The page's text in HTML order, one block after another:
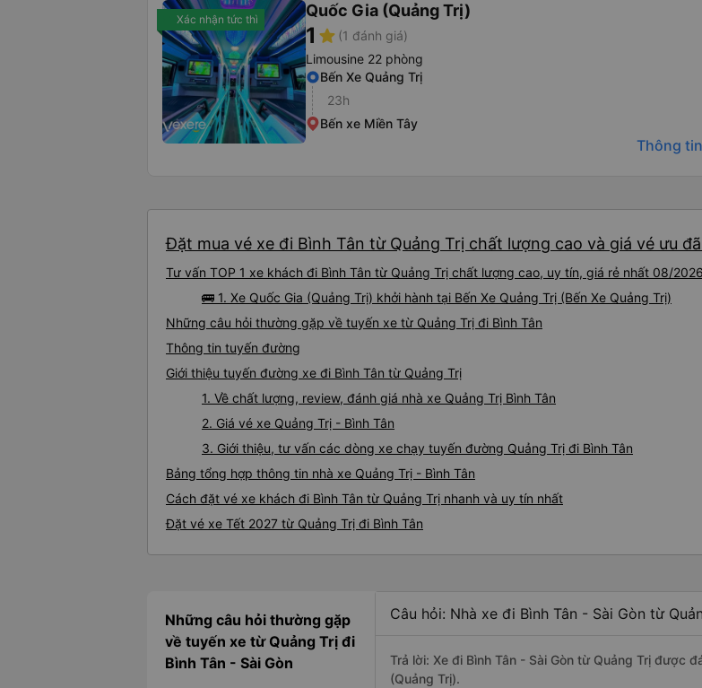
Xác nhận tức thì Quốc Gia (Quảng Trị)
1 star (1 đánh giá)
Limousine 22 phòng
Bến Xe Quảng Trị
23h
Bến xe Miền Tây
Thông
Đặt mua vé xe đi Bình Tân từ Quảng Trị chất lượng cao và giá vé ưu
Tư vấn TOP 1 xe khách đi Bình Tân từ Quảng Trị chất lượng cao, uy tín, giá rẻ nhất 08/2026
🚌 1. Xe Quốc Gia (Quảng Trị) khởi hành tại Bến Xe Quảng Trị (Bến Xe Quảng Trị)
Những câu hỏi thường gặp về tuyến xe từ Quảng Trị đi Bình Tân
Thông tin tuyến đường
Giới thiệu tuyến đường xe đi Bình Tân từ Quảng Trị
1. Về chất lượng, review, đánh giá nhà xe Quảng Trị Bình Tân
2. Giá vé xe Quảng Trị - Bình Tân
3. Giới thiệu, tư vấn các dòng xe chạy tuyến đường Quảng Trị đi Bình Tân
Bảng tổng hợp thông tin nhà xe Quảng Trị - Bình Tân
Cách đặt vé xe khách đi Bình Tân từ Quảng Trị nhanh và uy tín nhất
Đặt vé xe Tết 2027 từ Quảng Trị đi Bình Tân
Những câu hỏi thường gặp
về tuyến xe từ Quảng Trị đi
Bình Tân - Sài Gòn
Câu hỏi: Nhà xe đi Bình Tân - Sài Gòn từ
Trả lời: Xe đi Bình Tân - Sài Gòn từ Quảng Trị được
(Quảng Trị).